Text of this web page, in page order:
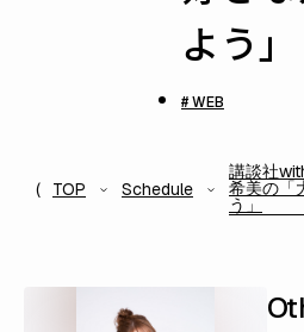
よう」
# WEB
TOP Schedule
講談社
希美の「
う」